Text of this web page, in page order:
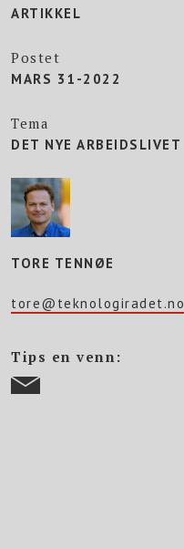
ARTIKKEL
Postet
MARS 31-2022
Tema
DET NYE ARBEIDSLIVET
TORE TENNØE
tore@teknologiradet.no
Tips en venn: